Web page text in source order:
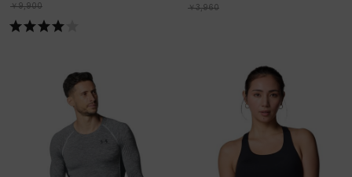
￥9,900
￥3,960